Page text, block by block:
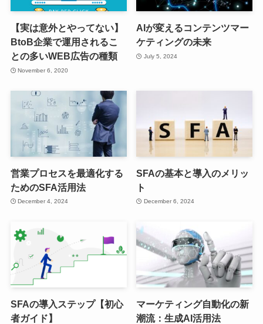
【実は意外とやってない】
BtoB企業で運用されるこ
との多いWEB広告の種類
November 6, 2020
AIが変えるコンテンツマー
ケティングの未来
July 5, 2024
営業プロセスを最適化する
ためのSFA活用法
December 4, 2024
SFAの基本と導入のメリッ
ト
December 6, 2024
SFAの導入ステップ【初心
者ガイド】
マーケティング自動化の新
潮流：生成AI活用法